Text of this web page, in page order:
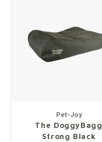
Pet-Joy
The DoggyBagg
Strong Black